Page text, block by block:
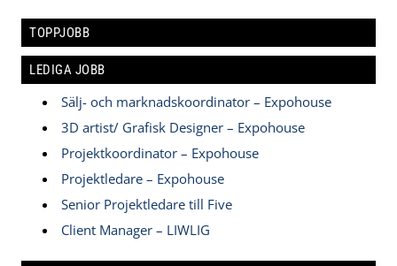
TOPPJOBB
LEDIGA JOBB
Sälj- och marknadskoordinator – Expohouse
3D artist/ Grafisk Designer – Expohouse
Projektkoordinator – Expohouse
Projektledare – Expohouse
Senior Projektledare till Five
Client Manager – LIWLIG